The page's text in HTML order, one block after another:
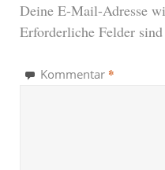
Deine E-Mail-Adresse
Erforderliche Felder
Kommentar *